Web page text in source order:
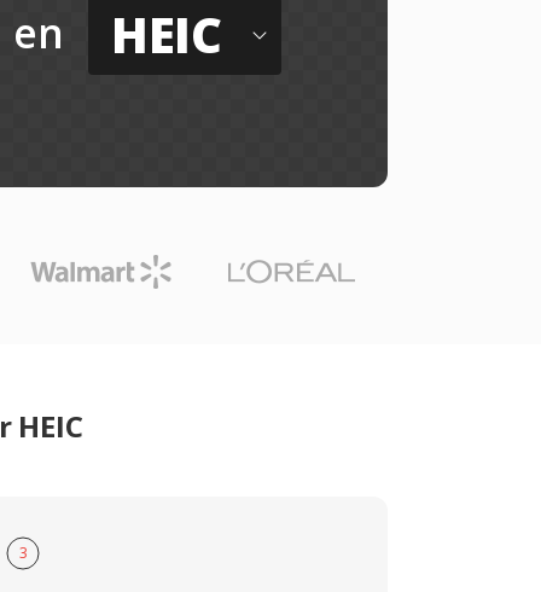
en HEIC
3